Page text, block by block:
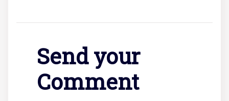
Send your
Comment